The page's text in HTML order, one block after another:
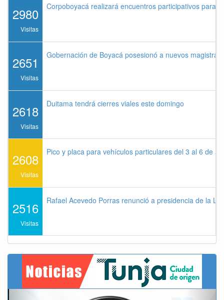
2980
Visitas
Corpoboyacá realizará encuentros participativos para
2651
Visitas
Gobernación de Boyacá posesionó a nuevos
2618
Visitas
Duitama tendrá cierres viales este domingo
2608
Visitas
Pico y placa para vehículos particulares del 3 al 6 de
2516
Visitas
Rafael Acevedo Porras renunció a presidencia de la